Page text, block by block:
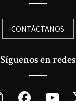
CONTÁCTANOS
Síguenos en redes